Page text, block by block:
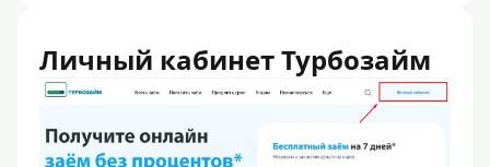
Личный кабинет Турбозайм